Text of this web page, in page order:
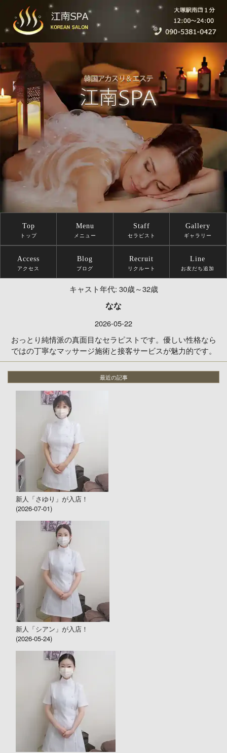
Top
トップ
Menu
メニュー
Staff
セラピスト
Gallery
ギャラリー
Access
アクセス
Blog
ブログ
Recruit
リクルート
Line
お友だち追加
キャスト年代: 30歳～32歳
なな
2026-05-22
おっとり純情派の真面目なセラピストです。優しい性格なら
ではの丁寧なマッサージ施術と接客サービスが魅力的です。
最近の記事
新人「さゆり」が入店！
(2026-07-01)
新人「シアン」が入店！
(2026-05-24)